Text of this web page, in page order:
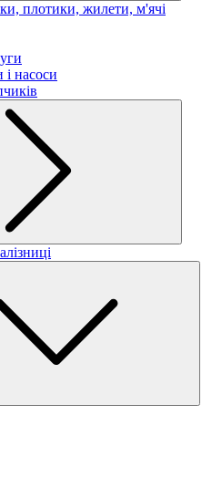
плотики, жилети, м'ячі
і насоси